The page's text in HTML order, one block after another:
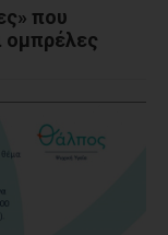
που
ομπρέλες